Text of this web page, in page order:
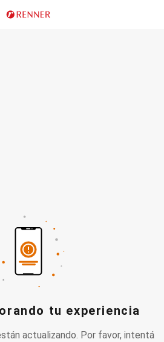
tu experiencia
actualizando. Por favor, intentá